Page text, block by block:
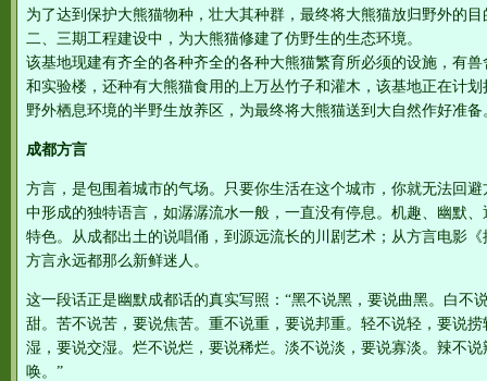
为了达到保护大熊猫物种，壮大其种群，最终将大熊猫放归野外的
二、三期工程建设中，为大熊猫修建了仿野生的生态环境。
该基地现建有齐全的各种齐全的各种大熊猫繁育所必须的设施，有
和实验楼，还种有大熊猫食用的上万丛竹子和灌木，该基地正在计
野外栖息环境的半野生放养区，为最终将大熊猫送到大自然作好准备
成都方言
方言，是包围着城市的气场。只要你生活在这个城市，你就无法回
中形成的独特语言，如潺潺流水一般，一直没有停息。机趣、幽默
特色。从成都出土的说唱俑，到源远流长的川剧艺术；从方言电影
方言永远都那么新鲜迷人。
这一段话正是幽默成都话的真实写照：“黑不说黑，要说曲黑。白不
甜。苦不说苦，要说焦苦。重不说重，要说邦重。轻不说轻，要说
湿，要说交湿。烂不说烂，要说稀烂。淡不说淡，要说寡淡。辣不
唤。”